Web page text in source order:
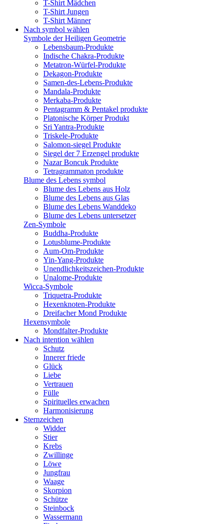
T-Shirt Mädchen
T-Shirt Jungen
T-Shirt Männer
Nach symbol wählen
Symbole der Heiligen Geometrie
Lebensbaum-Produkte
Indische Chakra-Produkte
Metatron-Würfel-Produkte
Dekagon-Produkte
Samen-des-Lebens-Produkte
Mandala-Produkte
Merkaba-Produkte
Pentagramm & Pentakel produkte
Platonische Körper Produkt
Sri Yantra-Produkte
Triskele-Produkte
Salomon-siegel Produkte
Siegel der 7 Erzengel produkte
Nazar Boncuk Produkte
Tetragrammaton produkte
Blume des Lebens symbol​
Blume des Lebens aus Holz
Blume des Lebens aus Glas
Blume des Lebens Wanddeko
Blume des Lebens untersetzer
Zen-Symbole
Buddha-Produkte
Lotusblume-Produkte
Aum-Om-Produkte
Yin-Yang-Produkte
Unendlichkeitszeichen-Produkte
Unalome-Produkte
Wicca-Symbole
Triquetra-Produkte
Hexenknoten-Produkte
Dreifacher Mond Produkte
Hexensymbole
Mondfalter-Produkte
Nach intention wählen
Schutz
Innerer friede
Glück
Liebe
Vertrauen
Fülle
Spirituelles erwachen
Harmonisierung
Sternzeichen
Widder
Stier
Krebs
Zwillinge
Löwe
Jungfrau
Waage
Skorpion
Schütze
Steinbock
Wassermann